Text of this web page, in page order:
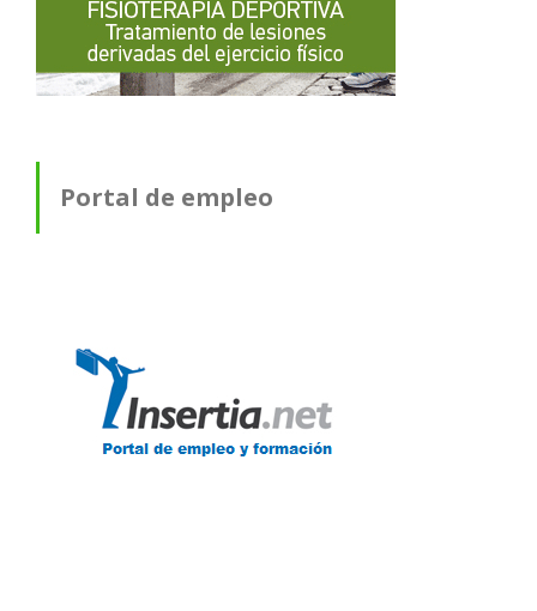
Portal de empleo